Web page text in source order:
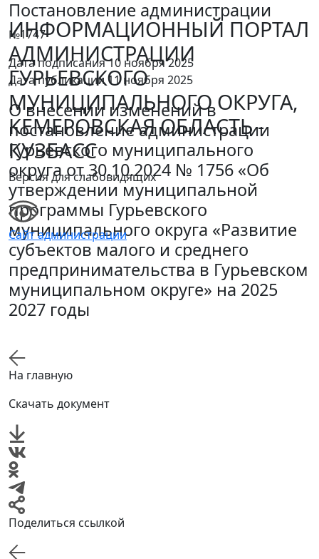
ИНФОРМАЦИОННЫЙ ПОРТАЛ
АДМИНИСТРАЦИИ
ГУРЬЕВСКОГО
МУНИЦИПАЛЬНОГО ОКРУГА,
КЕМЕРОВСКАЯ ОБЛАСТЬ -
КУЗБАСС
Версия для слабовидящих
Сайт администрации
Постановление администрации
№1747
Дата подписания 10 ноября 2025
Дата публикации 11 ноября 2025
О внесении изменений в
постановление администрации
Гурьевского муниципального
округа от 30.10.2024 № 1756 «Об
утверждении муниципальной
программы Гурьевского
муниципального округа «Развитие
субъектов малого и среднего
предпринимательства в Гурьевском
муниципальном округе» на 2025
2027 годы
На главную
Скачать документ
Поделиться ссылкой